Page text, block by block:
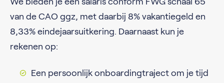
van de CAO ggz, met daarbij 8% vakantiegeld en
8,33% eindejaarsuitkering. Daarnaast kun je
rekenen op:
Een persoonlijk onboardingtraject om je tijd